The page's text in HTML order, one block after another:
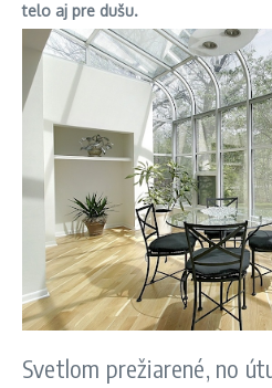
telo aj pre dušu.
Svetlom prežiarené, no